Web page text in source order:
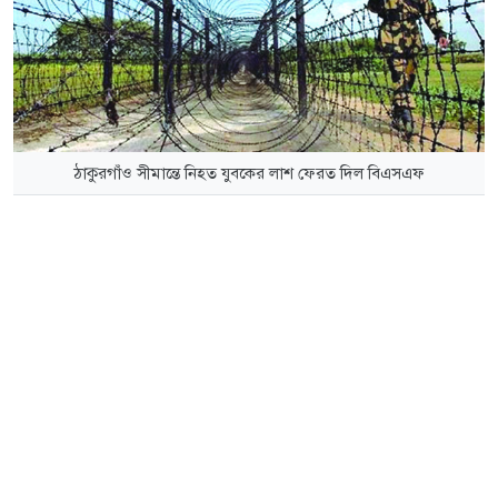
ঠাকুরগাঁও সীমান্তে নিহত যুবকের লাশ ফেরত দিল বিএসএফ